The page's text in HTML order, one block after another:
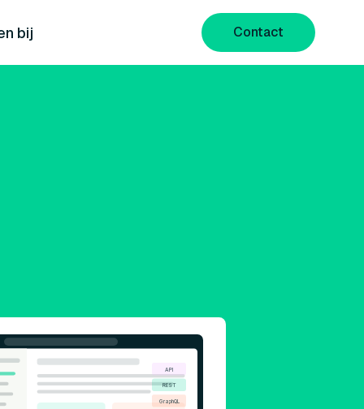
bij Contact
API
REST
GraphQL